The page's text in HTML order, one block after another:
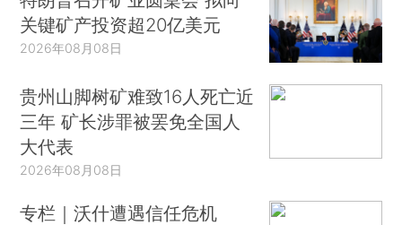
关键矿产投资超20亿美元
2026年08月08日
贵州山脚树矿难致16人死亡近
三年 矿长涉罪被罢免全国人
大代表
2026年08月08日
专栏｜沃什遭遇信任危机